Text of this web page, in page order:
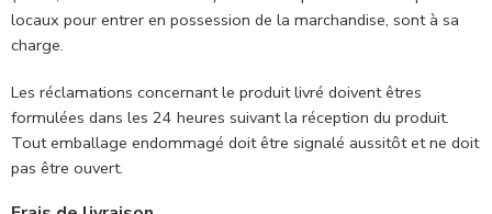
locaux pour entrer en possession de la marchandise, sont à sa
charge.
Les réclamations concernant le produit livré doivent êtres
formulées dans les 24 heures suivant la réception du produit.
Tout emballage endommagé doit être signalé aussitôt et ne doit
pas être ouvert.